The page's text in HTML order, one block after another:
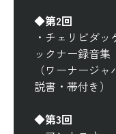
◆第2回
・ チェリビダッ
ックナー録音集
（ワーナージ
説書・帯付き）
◆第3回